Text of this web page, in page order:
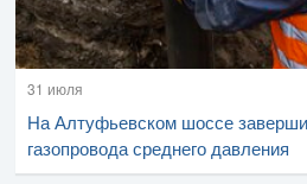
31 июля
На Алтуфьевском шоссе
газопровода среднего давления